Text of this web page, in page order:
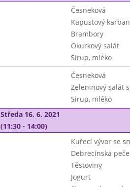
Česneková
Kapustový
Brambory
Okurkový salát
Sirup, mléko
Česneková
Zeleninový salát
Sirup, mléko
Středa 16. 6. 2021
(11:30 - 14:00)
Kuřecí vývar se
Debrecínská
Těstoviny
Jogurt